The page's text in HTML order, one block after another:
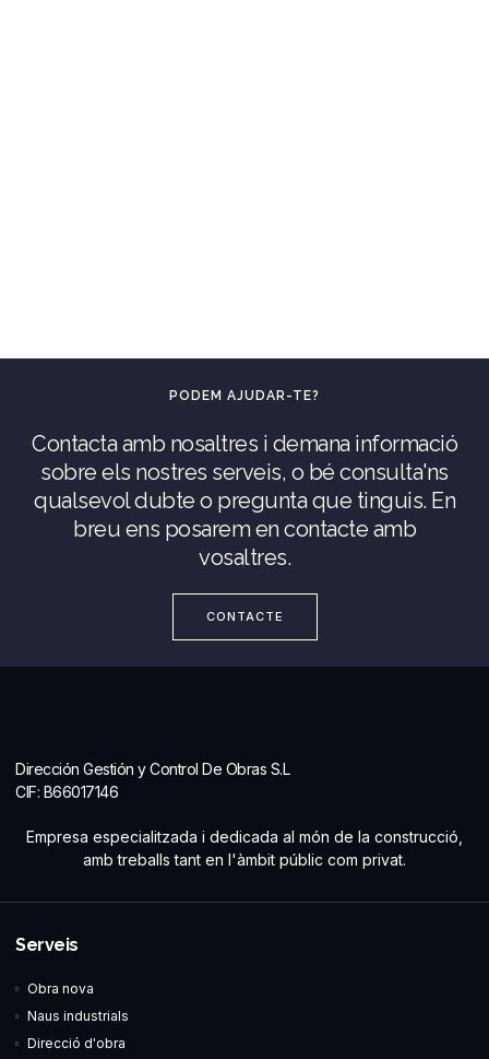
PODEM AJUDAR-TE?
Contacta amb nosaltres i demana informació
sobre els nostres serveis, o bé consulta'ns
qualsevol dubte o pregunta que tinguis. En
breu ens posarem en contacte amb
vosaltres.
CONTACTE
Dirección Gestión y Control De Obras S.L
CIF: B66017146
Empresa especialitzada i dedicada al món de la construcció,
amb treballs tant en l'àmbit públic com privat.
Serveis
Obra nova
Naus industrials
Direcció d'obra